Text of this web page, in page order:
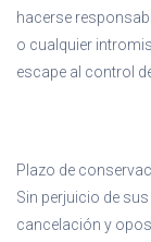
hacerse
o cualquier
escape al control
Plazo de
Sin perjuicio de
cancelación y